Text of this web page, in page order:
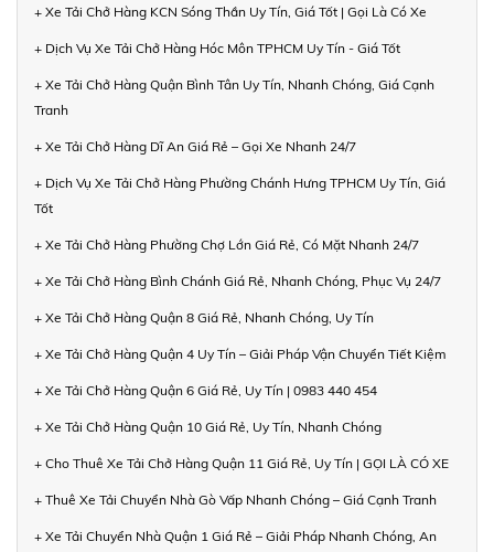
+ Xe Tải Chở Hàng KCN Sóng Thần Uy Tín, Giá Tốt | Gọi Là Có Xe
+ Dịch Vụ Xe Tải Chở Hàng Hóc Môn TPHCM Uy Tín - Giá Tốt
+ Xe Tải Chở Hàng Quận Bình Tân Uy Tín, Nhanh Chóng, Giá Cạnh
Tranh
+ Xe Tải Chở Hàng Dĩ An Giá Rẻ – Gọi Xe Nhanh 24/7
+ Dịch Vụ Xe Tải Chở Hàng Phường Chánh Hưng TPHCM Uy Tín, Giá
Tốt
+ Xe Tải Chở Hàng Phường Chợ Lớn Giá Rẻ, Có Mặt Nhanh 24/7
+ Xe Tải Chở Hàng Bình Chánh Giá Rẻ, Nhanh Chóng, Phục Vụ 24/7
+ Xe Tải Chở Hàng Quận 8 Giá Rẻ, Nhanh Chóng, Uy Tín
+ Xe Tải Chở Hàng Quận 4 Uy Tín – Giải Pháp Vận Chuyển Tiết Kiệm
+ Xe Tải Chở Hàng Quận 6 Giá Rẻ, Uy Tín | 0983 440 454
+ Xe Tải Chở Hàng Quận 10 Giá Rẻ, Uy Tín, Nhanh Chóng
+ Cho Thuê Xe Tải Chở Hàng Quận 11 Giá Rẻ, Uy Tín | GỌI LÀ CÓ XE
+ Thuê Xe Tải Chuyển Nhà Gò Vấp Nhanh Chóng – Giá Cạnh Tranh
+ Xe Tải Chuyển Nhà Quận 1 Giá Rẻ – Giải Pháp Nhanh Chóng, An